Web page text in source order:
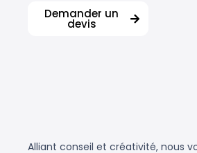
Demander un
devis
Alliant conseil et créativité, nous